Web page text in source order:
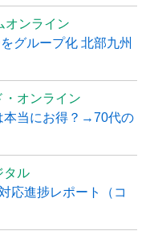
オンライン
グループ化 北部九州
・オンライン
本当にお得？→70代の
タル
応進捗レポート（コ